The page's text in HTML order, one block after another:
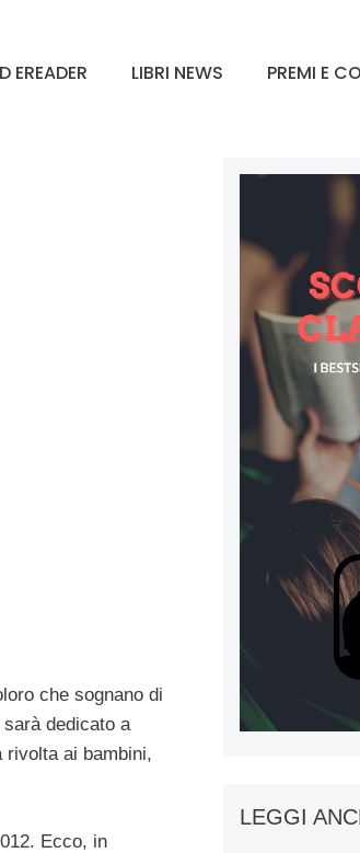
EREADER LIBRI NEWS PREMI E
che sognano di
dedicato a
ai bambini,
Ecco, in
LEGGI